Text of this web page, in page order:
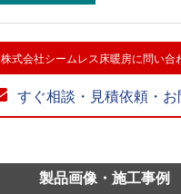
株式会社シームレス床暖房に問い合
すぐ相談・見積依頼・お
製品画像・施工事例